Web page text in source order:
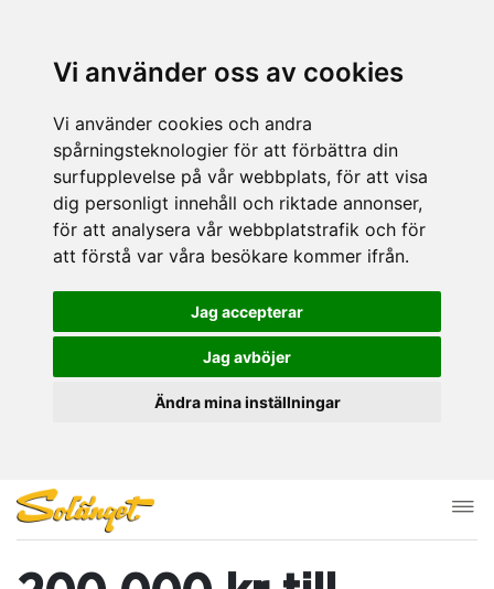
Vi använder oss av cookies
Vi använder cookies och andra
spårningsteknologier för att förbättra din
surfupplevelse på vår webbplats, för att visa
dig personligt innehåll och riktade annonser,
för att analysera vår webbplatstrafik och för
att förstå var våra besökare kommer ifrån.
Jag accepterar
Jag avböjer
Ändra mina inställningar